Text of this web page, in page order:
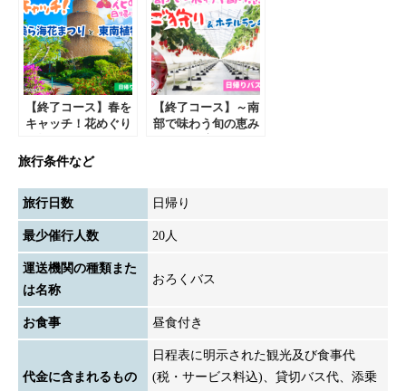
バスツアー【遊タイ
ムツアー】
レストラン
「PEACE」でディ
ナーハーフブッフェ
付 日帰りバスツア
ー【遊タイムツア
ー】
【終了コース】春を
キャッチ！花めぐり
第２０回美ら海花ま
つりと東南植物楽園
【遊タイムツアー】
【終了コース】～南
部で味わう旬の恵み
旅行条件など
旅行日数 日帰り
最少催行人数 20人
運送機関の種類また
は名称
おろくバス
お食事 昼食付き
代金に含まれるもの
日程表に明示された観光及び食事代
(税・サービス料込)、貸切バス代、添乗